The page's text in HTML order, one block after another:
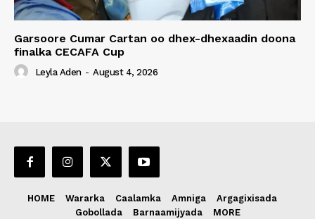
Garsoore Cumar Cartan oo dhex-dhexaadin doona
finalka CECAFA Cup
Leyla Aden - August 4, 2026
HOME Wararka Caalamka Amniga
Argagixisada
Gobollada
Barnaamijyada MORE